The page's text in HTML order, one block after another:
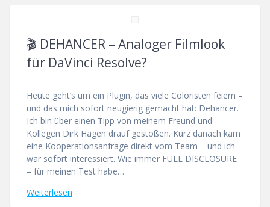
🎬 DEHANCER – Analoger Filmlook
für DaVinci Resolve?
Heute geht’s um ein Plugin, das viele Coloristen feiern –
und das mich sofort neugierig gemacht hat: Dehancer.
Ich bin über einen Tipp von meinem Freund und
Kollegen Dirk Hagen drauf gestoßen. Kurz danach kam
eine Kooperationsanfrage direkt vom Team – und ich
war sofort interessiert. Wie immer FULL DISCLOSURE
– für meinen Test habe…
Weiterlesen